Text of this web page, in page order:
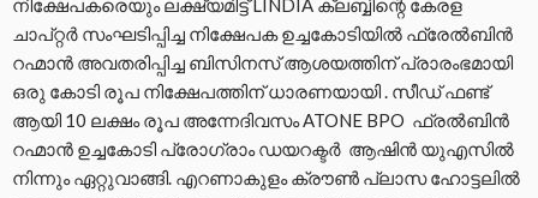
നിക്ഷേപകരെയും ലക്ഷ്യമിട്ട് LINDIA ക്ലബ്ബിന്റെ കേരള
ചാപ്റ്റർ സംഘടിപ്പിച്ച നിക്ഷേപക ഉച്ചകോടിയിൽ ഫ്രേൽബിൻ
റഹ്മാൻ അവതരിപ്പിച്ച ബിസിനസ് ആശയത്തിന് പ്രാരംഭമായി
ഒരു കോടി രൂപ നിക്ഷേപത്തിന് ധാരണയായി . സീഡ് ഫണ്ട്
ആയി 10 ലക്ഷം രൂപ അന്നേദിവസം ATONE BPO ഫ്രൽബിൻ
റഹ്മാൻ ഉച്ചകോടി പ്രോഗ്രാം ഡയറക്ടർ ആഷിൻ യുഎസിൽ
നിന്നും ഏറ്റുവാങ്ങി. എറണാകുളം ക്രൗൺ പ്ലാസ ഹോട്ടലിൽ